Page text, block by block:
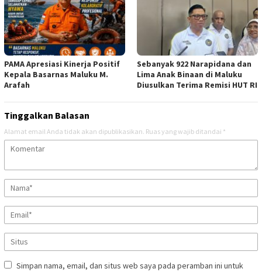
PAMA Apresiasi Kinerja Positif
Kepala Basarnas Maluku M.
Arafah
Sebanyak 922 Narapidana dan
Lima Anak Binaan di Maluku
Diusulkan Terima Remisi HUT RI
Tinggalkan Balasan
Alamat email Anda tidak akan dipublikasikan. Ruas yang wajib ditandai *
Simpan nama, email, dan situs web saya pada peramban ini untuk